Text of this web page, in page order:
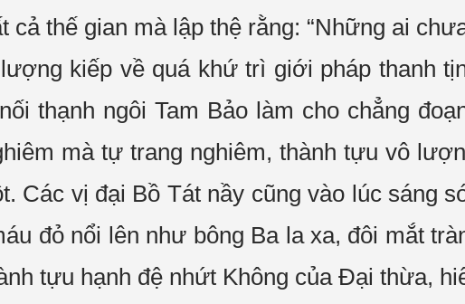
cả thế gian mà lập thệ rằng: “Những ai
kiếp về quá khứ trì giới pháp thanh
thạnh ngôi Tam Bảo làm cho chẳng
mà tự trang nghiêm, thành tựu vô
Các vị đại Bồ Tát nầy cũng vào lúc sáng
đỏ nổi lên như bông Ba la xa, đôi mắt
tựu hạnh đệ nhứt Không của Đại thừa,